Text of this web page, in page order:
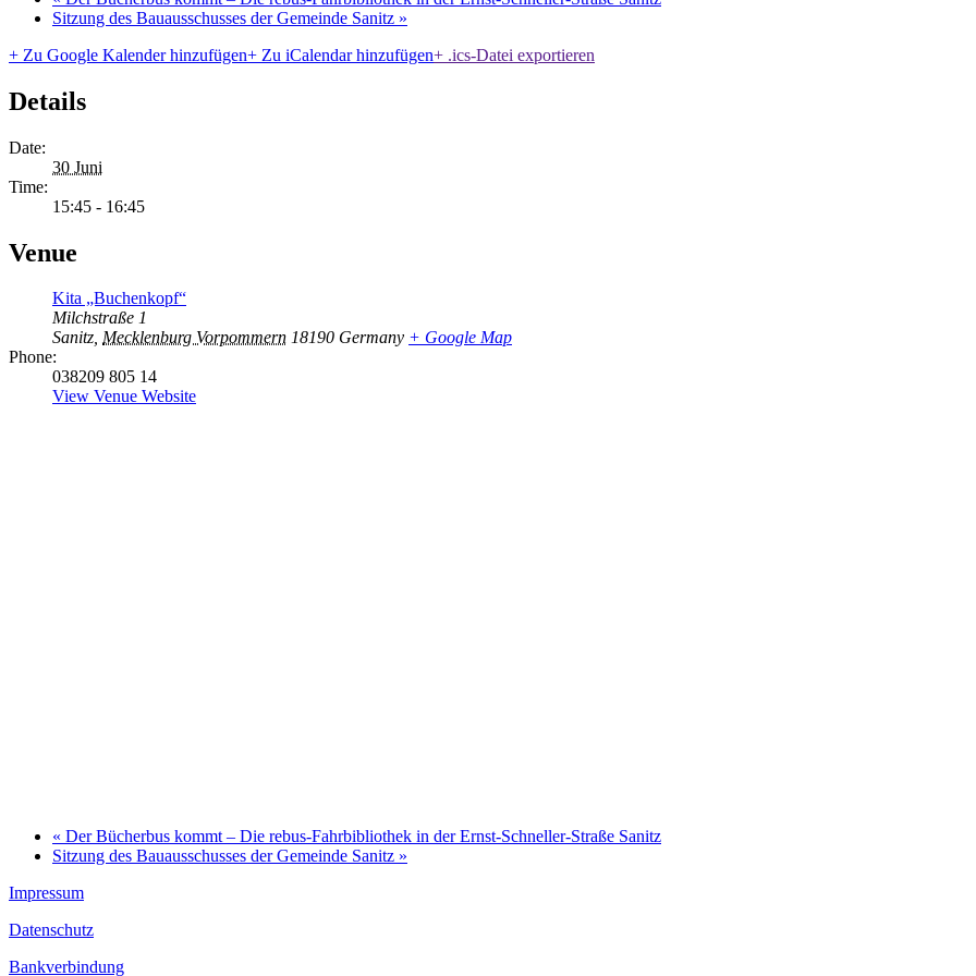
Sitzung des Bauausschusses der Gemeinde Sanitz »
+ Zu Google Kalender hinzufügen+ Zu iCalendar hinzufügen+ .ics-Datei exportieren
Details
Date:
30 Juni
Time:
15:45 - 16:45
Venue
Kita „Buchenkopf“
Milchstraße 1
Sanitz, Mecklenburg Vorpommern 18190 Germany + Google Map
Phone:
038209 805 14
View Venue Website
« Der Bücherbus kommt – Die rebus-Fahrbibliothek in der Ernst-Schneller-Straße Sanitz
Sitzung des Bauausschusses der Gemeinde Sanitz »
Impressum
Datenschutz
Bankverbindung